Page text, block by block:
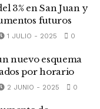
3% en San Juan y
futuros
1 JULIO - 2025 0
nuevo esquema
por horario
2 JUNIO - 2025 0